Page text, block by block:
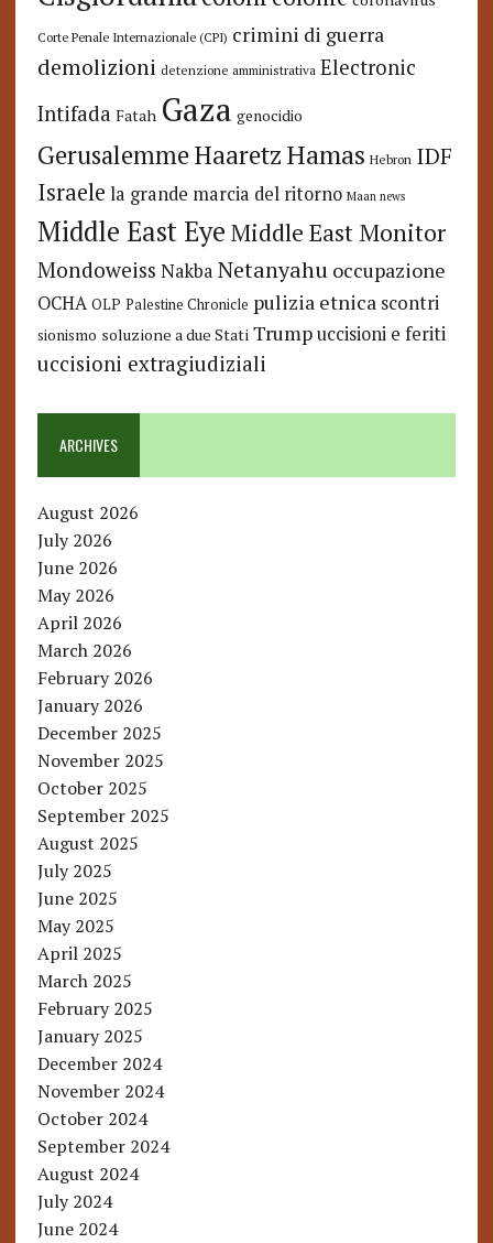
Corte Penale Internazionale (CPI) crimini di guerra
demolizioni detenzione amministrativa Electronic
Intifada Fatah Gaza genocidio
GerusalemmeHaaretzHamas Hebron IDF
Israele la grande marcia del ritorno Maan news
Middle East Eye Middle East Monitor
Mondoweiss Nakba Netanyahu occupazione
OCHA OLP Palestine Chronicle pulizia etnica scontri
sionismo soluzione a due Stati Trump uccisioni e feriti
uccisioni extragiudiziali
ARCHIVES
August 2026
July 2026
June 2026
May 2026
April 2026
March 2026
February 2026
January 2026
December 2025
November 2025
October 2025
September 2025
August 2025
July 2025
June 2025
May 2025
April 2025
March 2025
February 2025
January 2025
December 2024
November 2024
October 2024
September 2024
August 2024
July 2024
June 2024